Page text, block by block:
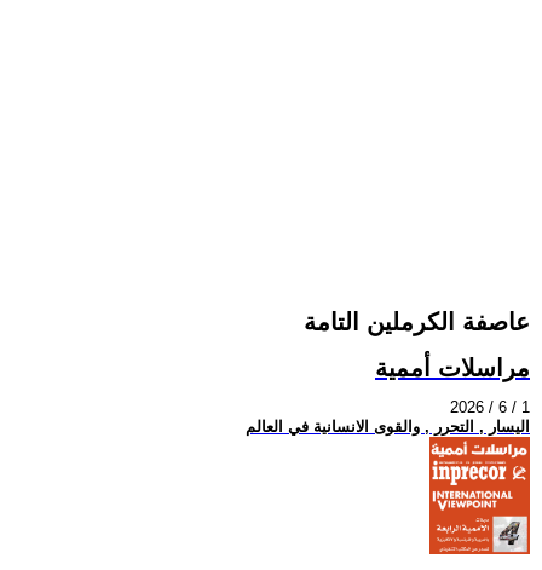
عاصفة الكرملين التامة
مراسلات أممية
2026 / 6 / 1
اليسار , التحرر , والقوى الانسانية في العالم